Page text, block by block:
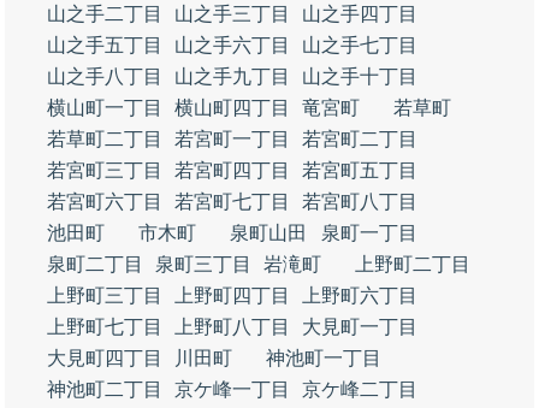
山之手二丁目
山之手三丁目
山之手四丁目
山之手五丁目
山之手六丁目
山之手七丁目
山之手八丁目
山之手九丁目
山之手十丁目
横山町一丁目
横山町四丁目 竜宮町
若草町
若草町二丁目
若宮町一丁目
若宮町二丁目
若宮町三丁目
若宮町四丁目
若宮町五丁目
若宮町六丁目
若宮町七丁目
若宮町八丁目
池田町
市木町 泉町山田
泉町一丁目
泉町二丁目
泉町三丁目 岩滝町
上野町二丁目
上野町三丁目
上野町四丁目
上野町六丁目
上野町七丁目
上野町八丁目
大見町一丁目
大見町四丁目
川田町
神池町一丁目
神池町二丁目
京ケ峰一丁目
京ケ峰二丁目